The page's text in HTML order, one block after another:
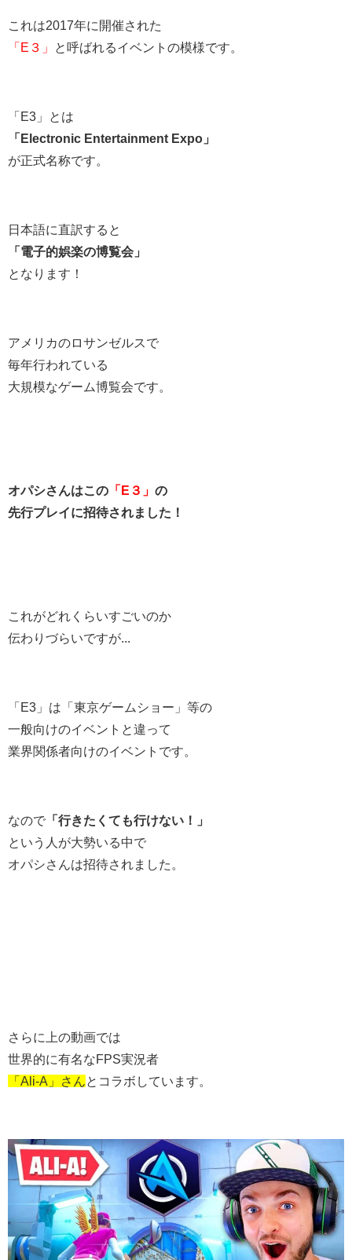
これは2017年に開催された
「E３」
と呼ばれるイベントの模様です。
「E3」とは
「Electronic Entertainment Expo」
が正式名称です。
日本語に直訳すると
「電子的娯楽の博覧会」
となります！
アメリカのロサンゼルスで
毎年行われている
大規模なゲーム博覧会です。
オパシさんはこの 「E３」 の
先行プレイに招待されました！
これがどれくらいすごいのか
伝わりづらいですが...
「E3」は「東京ゲームショー」等の
一般向けのイベントと違って
業界関係者向けのイベントです。
なので 「行きたくても行けない！」
という人が大勢いる中で
オパシさんは招待されました。
さらに上の動画では
世界的に有名なFPS実況者
「Ali-A」さん とコラボしています。